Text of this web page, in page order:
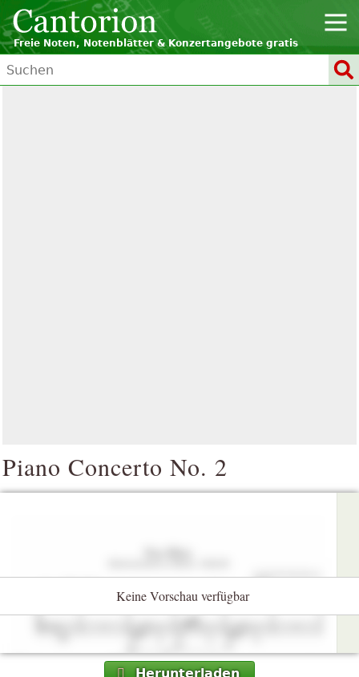
Freie Noten, Notenblätter & Konzertangebote gratis
Piano Concerto No. 2
Keine Vorschau verfügbar
Herunterladen